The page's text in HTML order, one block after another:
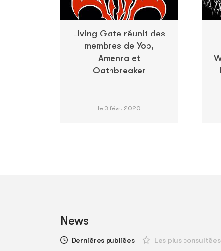
Living Gate réunit des
membres de Yob,
Amenra et
Oathbreaker
le 3 févr. 2020
News
Dernières publiées Les plus consultées